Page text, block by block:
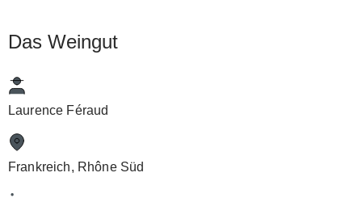
Das Weingut
Laurence Féraud
Frankreich, Rhône Süd